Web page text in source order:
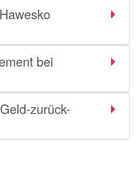
bei
zurück-